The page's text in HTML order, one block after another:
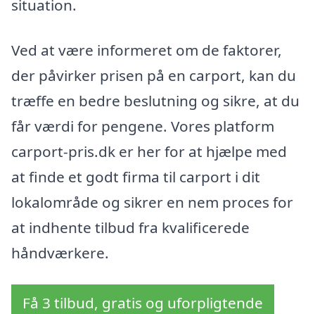
situation.
Ved at være informeret om de faktorer,
der påvirker prisen på en carport, kan du
træffe en bedre beslutning og sikre, at du
får værdi for pengene. Vores platform
carport-pris.dk er her for at hjælpe med
at finde et godt firma til carport i dit
lokalområde og sikrer en nem proces for
at indhente tilbud fra kvalificerede
håndværkere.
Få 3 tilbud, gratis og uforpligtende